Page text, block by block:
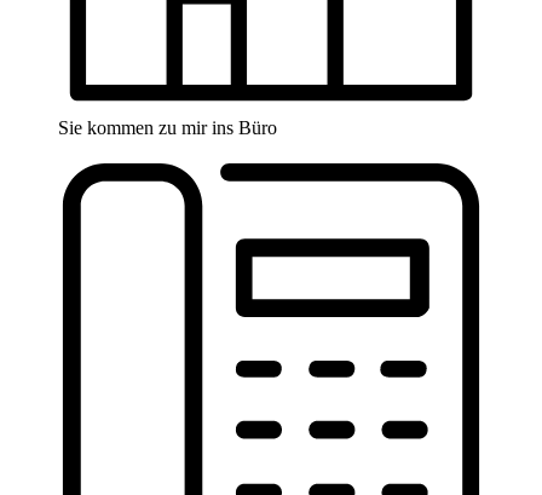
Sie kommen zu mir ins Büro